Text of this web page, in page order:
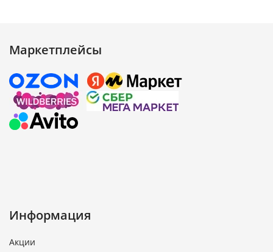
Маркетплейсы
Информация
Акции